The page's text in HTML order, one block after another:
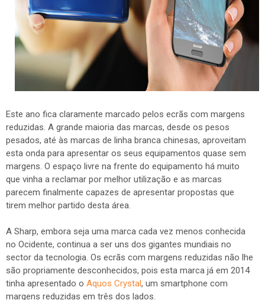
Este ano fica claramente marcado pelos ecrãs com margens
reduzidas. A grande maioria das marcas, desde os pesos
pesados, até às marcas de linha branca chinesas, aproveitam
esta onda para apresentar os seus equipamentos quase sem
margens. O espaço livre na frente do equipamento há muito
que vinha a reclamar por melhor utilização e as marcas
parecem finalmente capazes de apresentar propostas que
tirem melhor partido desta área.
A Sharp, embora seja uma marca cada vez menos conhecida
no Ocidente, continua a ser uns dos gigantes mundiais no
sector da tecnologia. Os ecrãs com margens reduzidas não lhe
são propriamente desconhecidos, pois esta marca já em 2014
tinha apresentado o Aquos Crystal, um smartphone com
margens reduzidas em três dos lados.